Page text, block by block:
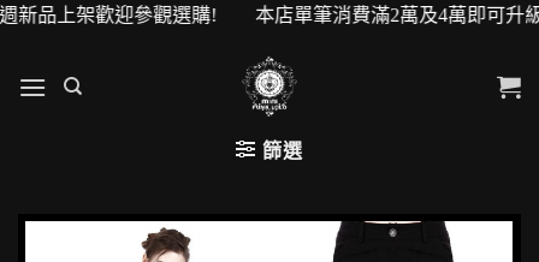
迎參觀選購! 本店單筆消費滿2萬及4萬即可升級VIP會
篩選